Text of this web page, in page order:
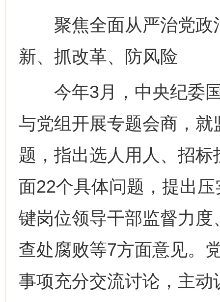
聚焦全面从严治党政
新、抓改革、防风险
今年3月，中央纪委国
与党组开展专题会商，
题，指出选人用人、招
面22个具体问题，提出压
键岗位领导干部监督力
查处腐败等7方面意见。
事项充分交流讨论，主